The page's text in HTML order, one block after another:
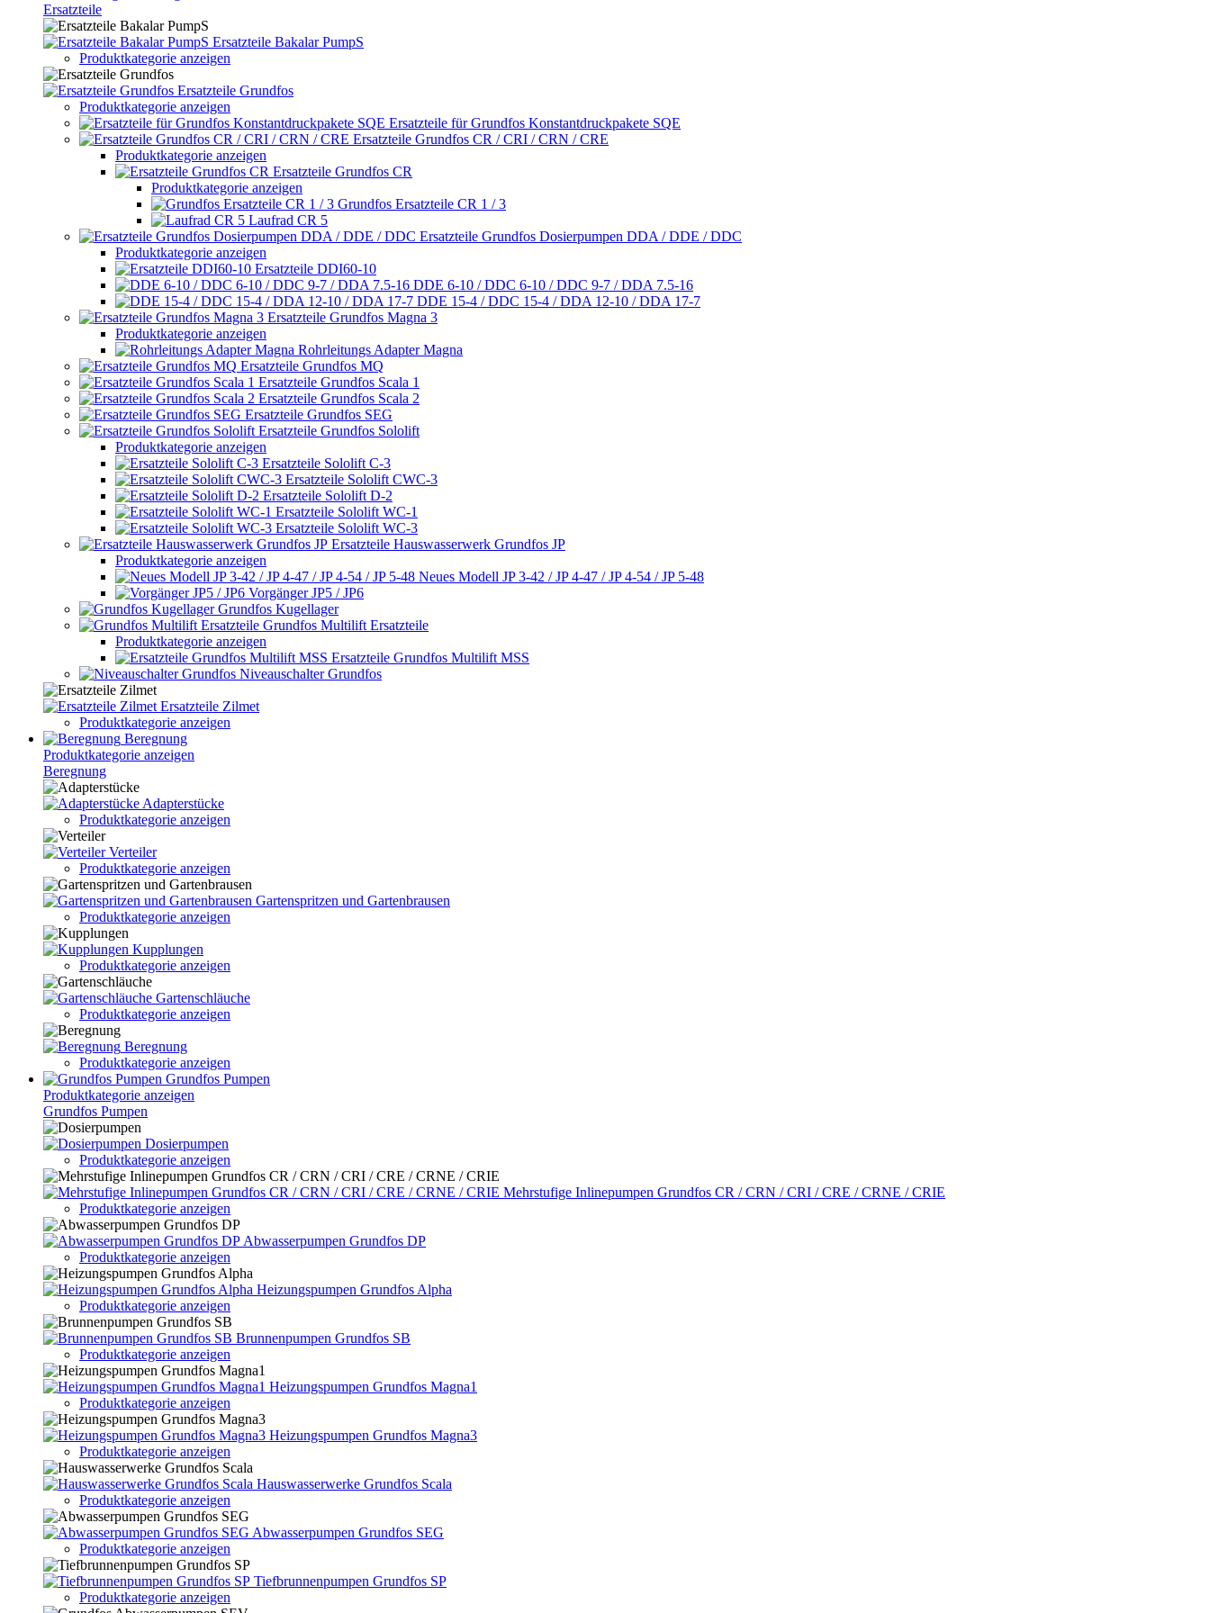
Ersatzteile
Ersatzteile Bakalar PumpS
Produktkategorie anzeigen
Ersatzteile Grundfos
Produktkategorie anzeigen
Ersatzteile für Grundfos Konstantdruckpakete SQE
Ersatzteile Grundfos CR / CRI / CRN / CRE
Produktkategorie anzeigen
Ersatzteile Grundfos CR
Produktkategorie anzeigen
Grundfos Ersatzteile CR 1 / 3
Laufrad CR 5
Ersatzteile Grundfos Dosierpumpen DDA / DDE / DDC
Produktkategorie anzeigen
Ersatzteile DDI60-10
DDE 6-10 / DDC 6-10 / DDC 9-7 / DDA 7.5-16
DDE 15-4 / DDC 15-4 / DDA 12-10 / DDA 17-7
Ersatzteile Grundfos Magna 3
Produktkategorie anzeigen
Rohrleitungs Adapter Magna
Ersatzteile Grundfos MQ
Ersatzteile Grundfos Scala 1
Ersatzteile Grundfos Scala 2
Ersatzteile Grundfos SEG
Ersatzteile Grundfos Sololift
Produktkategorie anzeigen
Ersatzteile Sololift C-3
Ersatzteile Sololift CWC-3
Ersatzteile Sololift D-2
Ersatzteile Sololift WC-1
Ersatzteile Sololift WC-3
Ersatzteile Hauswasserwerk Grundfos JP
Produktkategorie anzeigen
Neues Modell JP 3-42 / JP 4-47 / JP 4-54 / JP 5-48
Vorgänger JP5 / JP6
Grundfos Kugellager
Grundfos Multilift Ersatzteile
Produktkategorie anzeigen
Ersatzteile Grundfos Multilift MSS
Niveauschalter Grundfos
Ersatzteile Zilmet
Produktkategorie anzeigen
Beregnung
Produktkategorie anzeigen
Beregnung
Adapterstücke
Produktkategorie anzeigen
Verteiler
Produktkategorie anzeigen
Gartenspritzen und Gartenbrausen
Produktkategorie anzeigen
Kupplungen
Produktkategorie anzeigen
Gartenschläuche
Produktkategorie anzeigen
Beregnung
Produktkategorie anzeigen
Grundfos Pumpen
Produktkategorie anzeigen
Grundfos Pumpen
Dosierpumpen
Produktkategorie anzeigen
Mehrstufige Inlinepumpen Grundfos CR / CRN / CRI / CRE / CRNE / CRIE
Produktkategorie anzeigen
Abwasserpumpen Grundfos DP
Produktkategorie anzeigen
Heizungspumpen Grundfos Alpha
Produktkategorie anzeigen
Brunnenpumpen Grundfos SB
Produktkategorie anzeigen
Heizungspumpen Grundfos Magna1
Produktkategorie anzeigen
Heizungspumpen Grundfos Magna3
Produktkategorie anzeigen
Hauswasserwerke Grundfos Scala
Produktkategorie anzeigen
Abwasserpumpen Grundfos SEG
Produktkategorie anzeigen
Tiefbrunnenpumpen Grundfos SP
Produktkategorie anzeigen